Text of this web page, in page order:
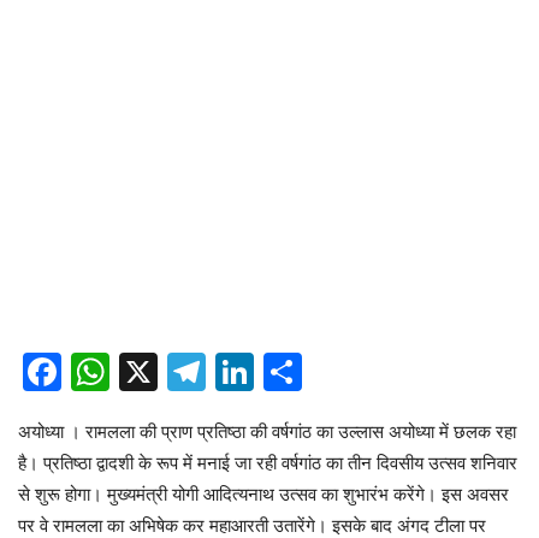
Facebook
WhatsApp
X Telegram
LinkedIn
अयोध्या । रामलला की प्राण प्रतिष्ठा की वर्षगांठ का उल्लास अयोध्या में छलक रहा
है। प्रतिष्ठा द्वादशी के रूप में मनाई जा रही वर्षगांठ का तीन दिवसीय उत्सव शनिवार
से शुरू होगा। मुख्यमंत्री योगी आदित्यनाथ उत्सव का शुभारंभ करेंगे। इस अवसर
पर वे रामलला का अभिषेक कर महाआरती उतारेंगे। इसके बाद अंगद टीला पर